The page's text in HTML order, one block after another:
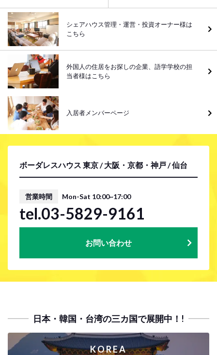
ボーダレスハウス 東京 / 大阪・京都・神戸 / 仙台
営業時間 Mon-Sat 10:00~17:00
tel.03-5829-9161
お問い合わせ
シェアハウス管理・運営・投資オーナー様は
こちら
外国人の住居をお探しの企業、語学学校の担
当者様はこちら
入居者メンバーページ
日本・韓国・台湾の三カ国で展開中！!
KOREA